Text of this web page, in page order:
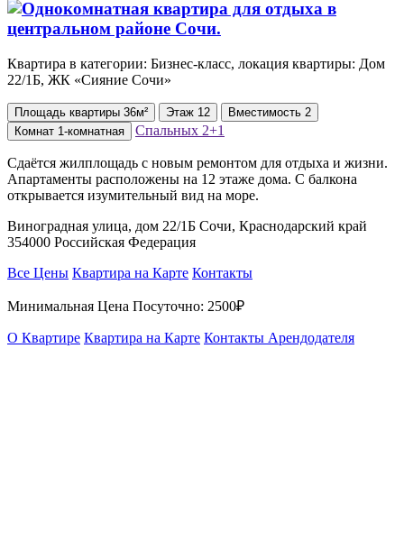
Квартира в категории: Бизнес-класс, локация квартиры: Дом
22/1Б, ЖК «Сияние Сочи»
Площадь квартиры 36м² Этаж 12 Вместимость 2
Комнат 1-комнатная Спальных 2+1
Сдаётся жилплощадь с новым ремонтом для отдыха и жизни.
Апартаменты расположены на 12 этаже дома. С балкона
открывается изумительный вид на море.
Виноградная улица, дом 22/1Б Сочи, Краснодарский край
354000 Российская Федерация
Все Цены Квартира на Карте Контакты
Минимальная Цена Посуточно: 2500₽
О Квартире Квартира на Карте Контакты Арендодателя